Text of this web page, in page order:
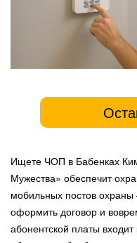
Ищете ЧОП в Бабенках
Мужества» обеспечит
мобильных постов
оформить договор и
абонентской платы